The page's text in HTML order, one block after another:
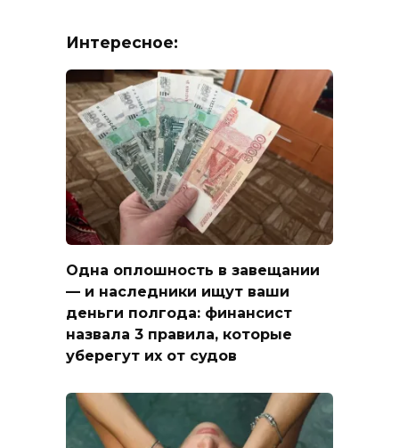
Интересное:
Одна оплошность в завещании
— и наследники ищут ваши
деньги полгода: финансист
назвала 3 правила, которые
уберегут их от судов